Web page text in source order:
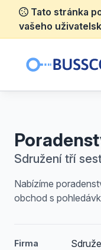
Tato stránka
vašeho
Sdružení tří
Nabízíme
obchod s
Firma